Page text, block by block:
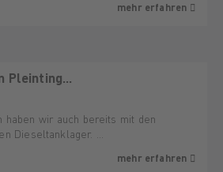
mehr erfahren
Pleinting...
haben wir auch bereits mit den
Dieseltanklager. …
mehr erfahren